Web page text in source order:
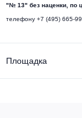
"№ 13" без наценки, по
телефону +7 (495) 665-
Площадка